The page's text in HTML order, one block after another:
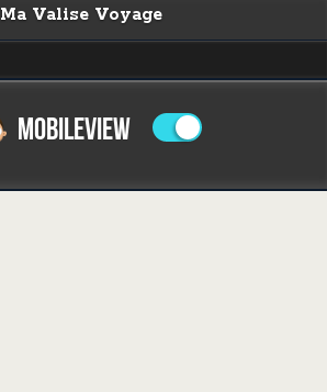
Ma Valise Voyage
MOBILEVIEW